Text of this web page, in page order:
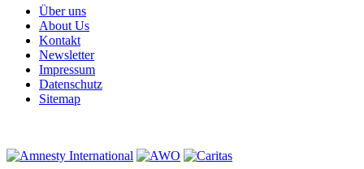
Über uns
About Us
Kontakt
Newsletter
Impressum
Datenschutz
Sitemap